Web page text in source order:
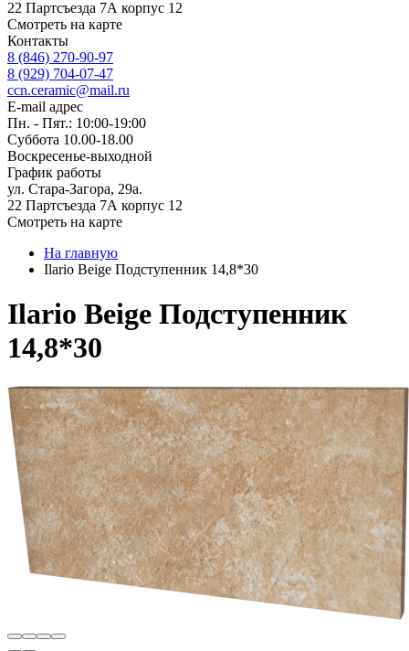
22 Партсъезда 7А корпус 12
Смотреть на карте
Контакты
8 (846) 270-90-97
8 (929) 704-07-47
ccn.ceramic@mail.ru
E-mail адрес
Пн. - Пят.: 10:00-19:00
Суббота 10.00-18.00
Воскресенье-выходной
График работы
ул. Стара-Загора, 29а.
22 Партсъезда 7А корпус 12
Смотреть на карте
На главную
Ilario Beige Подступенник 14,8*30
Ilario Beige Подступенник
14,8*30